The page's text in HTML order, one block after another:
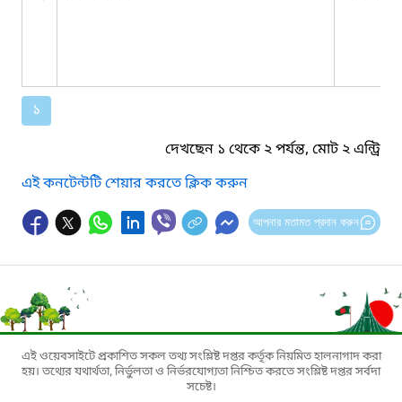
১
দেখছেন ১ থেকে ২ পর্যন্ত, মোট ২ এন্ট্রি
এই কনটেন্টটি শেয়ার করতে ক্লিক করুন
আপনার মতামত প্রদান করুন
এই ওয়েবসাইটে প্রকাশিত সকল তথ্য সংশ্লিষ্ট দপ্তর কর্তৃক নিয়মিত হালনাগাদ করা
হয়। তথ্যের যথার্থতা, নির্ভুলতা ও নির্ভরযোগ্যতা নিশ্চিত করতে সংশ্লিষ্ট দপ্তর সর্বদা
সচেষ্ট।